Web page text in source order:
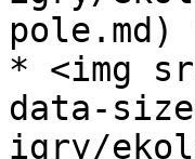
pole.md)
* <img
data-
igry/